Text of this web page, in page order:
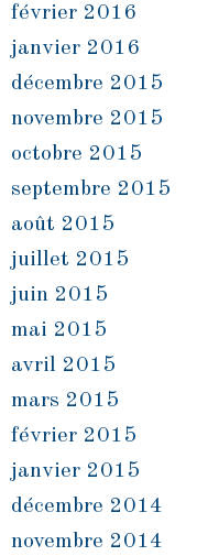
février 2016
janvier 2016
décembre 2015
novembre 2015
octobre 2015
septembre 2015
août 2015
juillet 2015
juin 2015
mai 2015
avril 2015
mars 2015
février 2015
janvier 2015
décembre 2014
novembre 2014